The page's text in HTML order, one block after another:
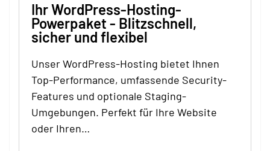
Ihr WordPress-Hosting-
Powerpaket - Blitzschnell,
sicher und flexibel
Unser WordPress-Hosting bietet Ihnen
Top-Performance, umfassende Security-
Features und optionale Staging-
Umgebungen. Perfekt für Ihre Website
oder Ihren…